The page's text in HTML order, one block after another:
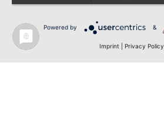
Powered by &
Imprint Privacy Policy